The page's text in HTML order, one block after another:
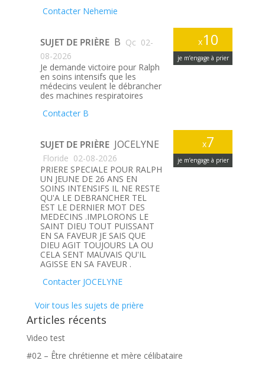
Contacter Nehemie
x10
je m’engage à prier
SUJET DE PRIÈRE B Qc 02-
08-2026
Je demande victoire pour Ralph
en soins intensifs que les
médecins veulent le débrancher
des machines respiratoires
Contacter B
x7
je m’engage à prier
SUJET DE PRIÈRE JOCELYNE
Floride 02-08-2026
PRIERE SPECIALE POUR RALPH
UN JEUNE DE 26 ANS EN
SOINS INTENSIFS IL NE RESTE
QU'A LE DEBRANCHER TEL
EST LE DERNIER MOT DES
MEDECINS .IMPLORONS LE
SAINT DIEU TOUT PUISSANT
EN SA FAVEUR JE SAIS QUE
DIEU AGIT TOUJOURS LA OU
CELA SENT MAUVAIS QU'IL
AGISSE EN SA FAVEUR .
Contacter JOCELYNE
Voir tous les sujets de prière
Articles récents
Video test
#02 – Être chrétienne et mère célibataire